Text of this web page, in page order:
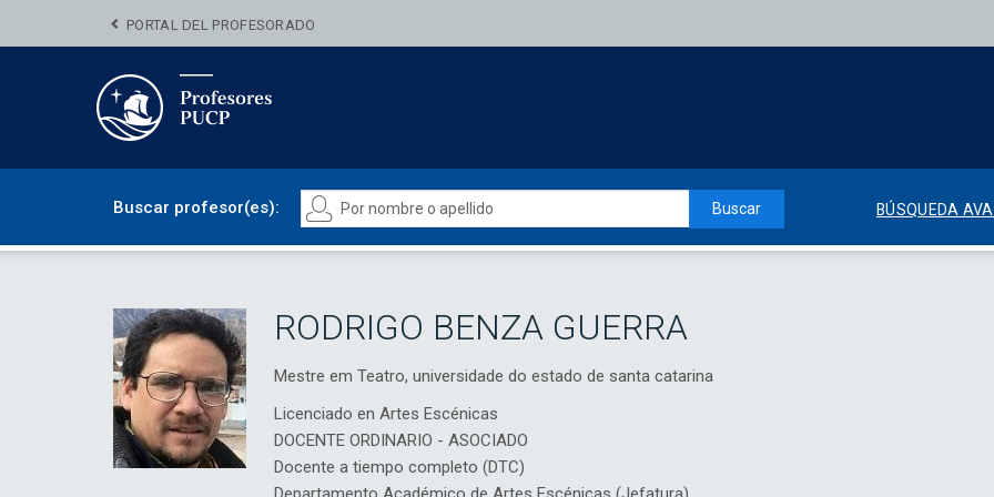
PORTAL DEL PROFESORADO
Buscar profesor(es): Buscar BÚSQUEDA
RODRIGO BENZA GUERRA
Mestre em Teatro, universidade do estado de santa catarina
Licenciado en Artes Escénicas
DOCENTE ORDINARIO - ASOCIADO
Docente a tiempo completo (DTC)